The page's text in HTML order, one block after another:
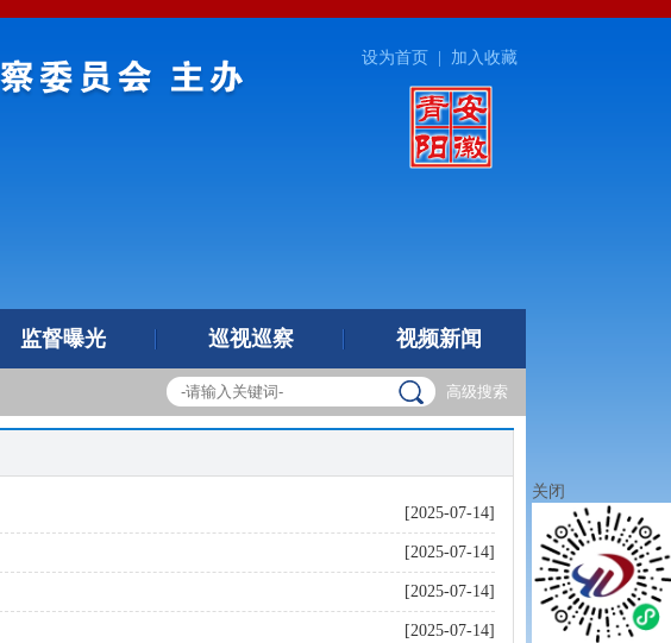
设为首页 加入收藏
监督曝光 巡视巡察 视频新闻
高级搜索
[2025-07-14]
[2025-07-14]
[2025-07-14]
[2025-07-14]
关闭